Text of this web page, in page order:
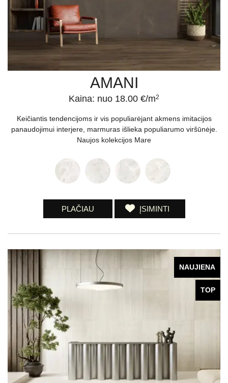
AMANI
Kaina: nuo 18.00 €/m2
Keičiantis tendencijoms ir vis populiarėjant akmens imitacijos
panaudojimui interjere, marmuras išlieka populiarumo viršūnėje.
Naujos kolekcijos Mare
PLAČIAU ĮSIMINTI
NAUJIENA
TOP